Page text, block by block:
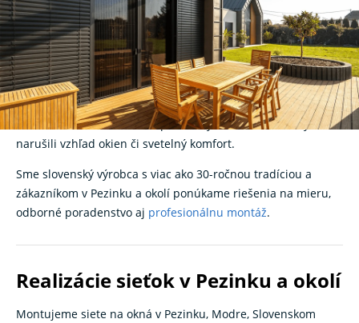
ochrana proti hmyzu pre
domy aj byty
Hľadáte kvalitné a diskrétnesieťky na oknáv Pezinku? VK-
systeme navrhujeme, vyrábame a montujeme sieťky, ktoré
účinne chránia váš domov pred hmyzom bez toho, aby
narušili vzhľad okien či svetelný komfort.
Sme slovenský výrobca s viac ako 30-ročnou tradíciou a
zákazníkom v Pezinku a okolí ponúkame riešenia na mieru,
odborné poradenstvo aj profesionálnu montáž.
Realizácie sieťok v Pezinku a okolí
Montujeme siete na okná v Pezinku, Modre, Slovenskom